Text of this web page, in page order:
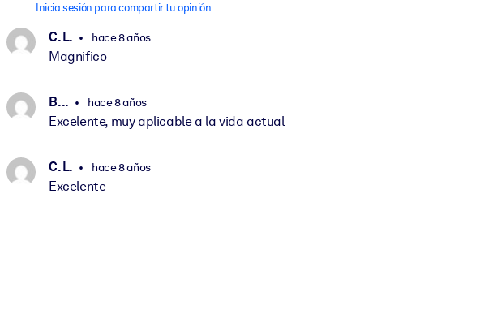
Inicia sesión para compartir tu opinión
C. L. hace 8 años
Magnifico
B. .. hace 8 años
Excelente, muy aplicable a la vida actual
C. L. hace 8 años
Excelente